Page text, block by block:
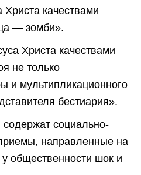
качествами
— зомби».
Христа качествами
не только
и мультипликационного
бестиария».
социально-
направленные на
общественности шок и